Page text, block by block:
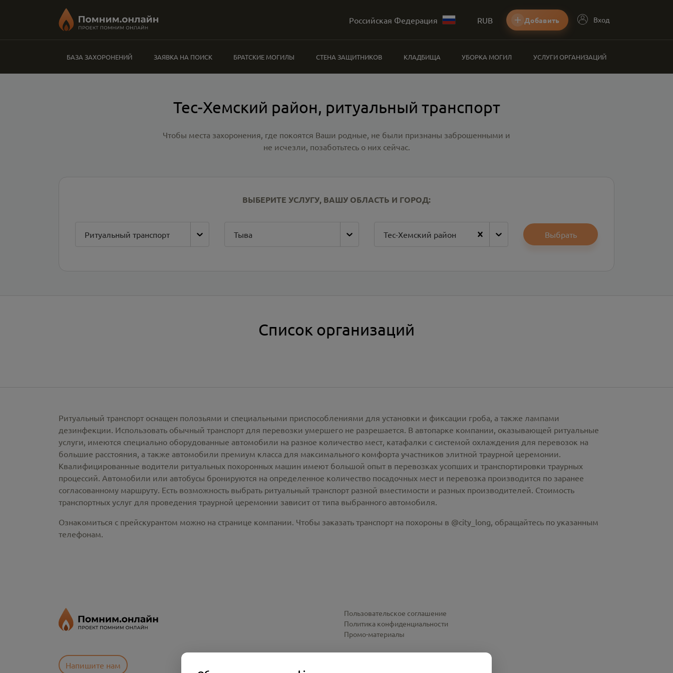
Российская Федерация RUB Добавить Вход
БАЗА ЗАХОРОНЕНИЙ ЗАЯВКА НА ПОИСК БРАТСКИЕ МОГИЛЫ СТЕНА ЗАЩИТНИКОВ КЛАДБИЩА УБОРКА МОГИЛ УСЛУГИ ОРГАНИЗАЦИЙ
Тес-Хемский район, ритуальный транспорт
Чтобы места захоронения, где покоятся Ваши родные, не были признаны заброшенными и
не исчезли, позаботьтесь о них сейчас.
ВЫБЕРИТЕ УСЛУГУ, ВАШУ ОБЛАСТЬ И ГОРОД:
Ритуальный транспорт Тыва Тес-Хемский район Выбрать
Список организаций
Ритуальный транспорт оснащен полозьями и специальными приспособлениями для установки и фиксации гроба, а также лампами
дезинфекции. Использовать обычный транспорт для перевозки умершего не разрешается. В автопарке компании, оказывающей ритуальные
услуги, имеются специально оборудованные автомобили на разное количество мест, катафалки с системой охлаждения для перевозок на
большие расстояния, а также автомобили премиум класса для максимального комфорта участников элитной траурной церемонии.
Квалифицированные водители ритуальных похоронных машин имеют большой опыт в перевозках усопших и транспортировки траурных
процессий. Автомобили или автобусы бронируются на определенное количество посадочных мест и перевозка производится по заранее
согласованному маршруту. Есть возможность выбрать ритуальный транспорт разной вместимости и разных производителей. Стоимость
транспортных услуг для проведения траурной церемонии зависит от типа выбранного автомобиля.
Ознакомиться с прейскурантом можно на странице компании. Чтобы заказать транспорт на похороны в @city_long, обращайтесь по указанным
телефонам.
Напишите нам
Пользовательское соглашение
Политика конфиденциальности
Промо-материалы